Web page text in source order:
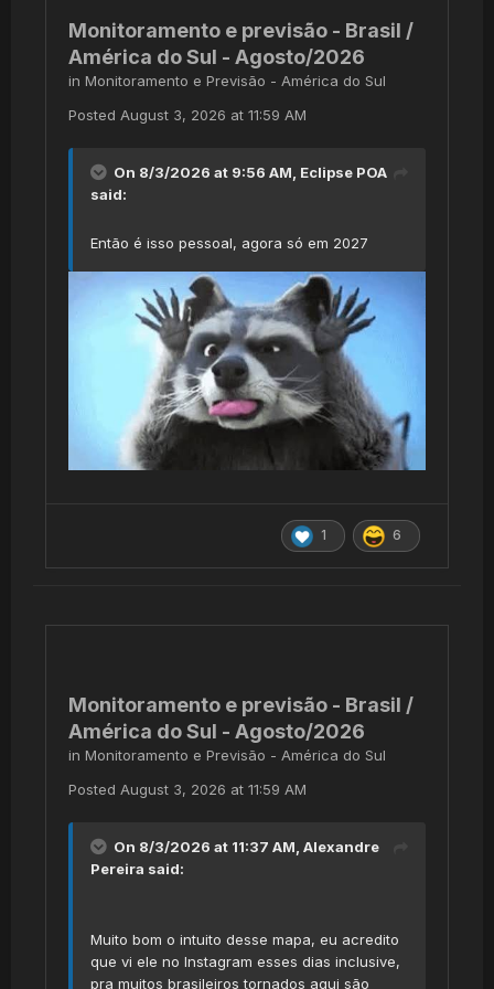
Monitoramento e previsão - Brasil /
América do Sul - Agosto/2026
in Monitoramento e Previsão - América do Sul
Posted August 3, 2026 at 11:59 AM
On 8/3/2026 at 9:56 AM, Eclipse POA
said:
Então é isso pessoal, agora só em 2027
1 6
Monitoramento e previsão - Brasil /
América do Sul - Agosto/2026
in Monitoramento e Previsão - América do Sul
Posted August 3, 2026 at 11:59 AM
On 8/3/2026 at 11:37 AM, Alexandre
Pereira said:
Muito bom o intuito desse mapa, eu acredito
que vi ele no Instagram esses dias inclusive,
pra muitos brasileiros tornados aqui são